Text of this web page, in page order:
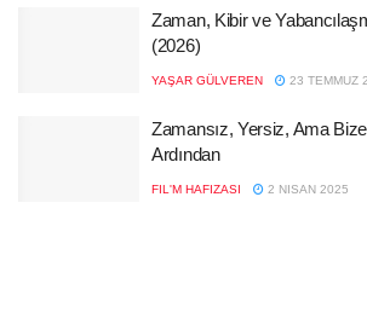
Zaman, Kibir ve
(2026)
YAŞAR GÜLVEREN 23 TEMMUZ
Zamansız, Yersiz, Ama
Ardından
FIL'M HAFIZASI 2 NISAN 2025